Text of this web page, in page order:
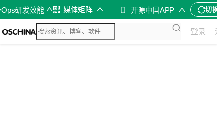
研发效能 媒体矩阵 开源中国APP 切
登录